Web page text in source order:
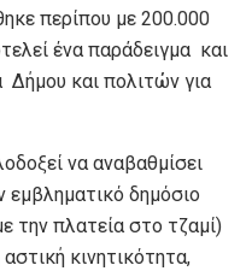
περίπου με 200.000
ένα παράδειγμα και
και πολιτών για
να αναβαθμίσει
εμβληματικό δημόσιο
την πλατεία στο τζαμί)
κινητικότητα,